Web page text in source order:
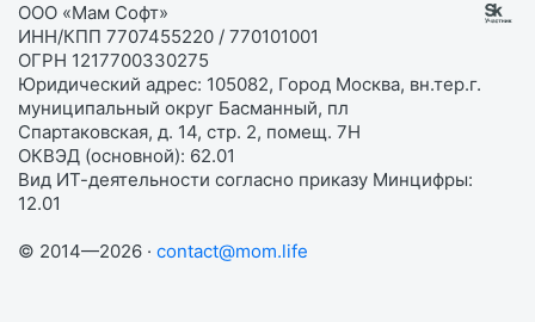
ООО «Мам Софт»
ИНН/КПП 7707455220 / 770101001
ОГРН 1217700330275
Юридический адрес: 105082, Город Москва, вн.тер.г.
муниципальный округ Басманный, пл
Спартаковская, д. 14, стр. 2, помещ. 7Н
ОКВЭД (основной): 62.01
Вид ИТ-деятельности согласно приказу Минцифры:
12.01
© 2014—2026 · contact@mom.life